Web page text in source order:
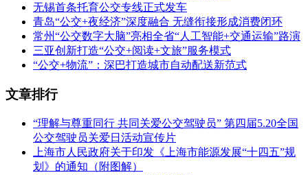
无锡首条托育公交专线正式发车
青岛“公交+夜经济”深度融合 无缝衔接形成消费闭环
常州“公交数字大脑”亮相全省“人工智能+交通运输”路演
三亚创新打造“公交+阅读+文旅”服务模式
“公交+物流”：深巴打造城市自动配送新范式
文章排行
“理解与尊重同行 共同关爱公交驾驶员” 第四届5.20全国
公交驾驶员关爱日活动宣传片
上海市人民政府关于印发《上海市能源发展“十四五”规
划》的通知（附图解）